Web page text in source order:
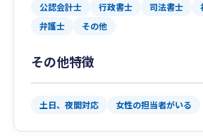
公認会計士 行政書士 司法書士
弁護士
その他
その他特徴
土日、夜間対応 女性の担当者がいる